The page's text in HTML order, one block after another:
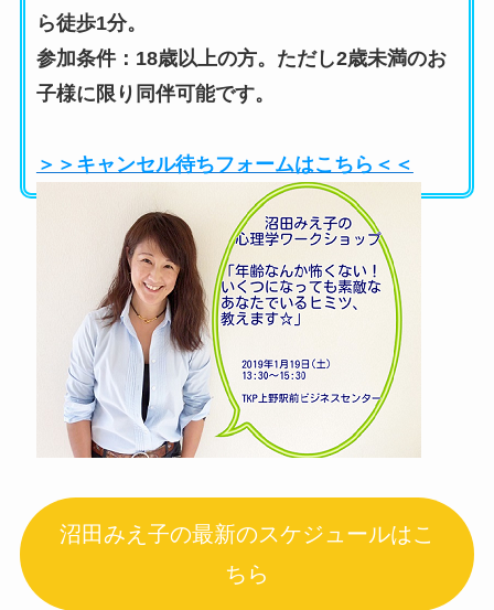
ら徒歩1分。
参加条件：18歳以上の方。ただし2歳未満のお
子様に限り同伴可能です。
＞＞キャンセル待ちフォームはこちら＜＜
沼田みえ子の最新のスケジュールはこ
ちら